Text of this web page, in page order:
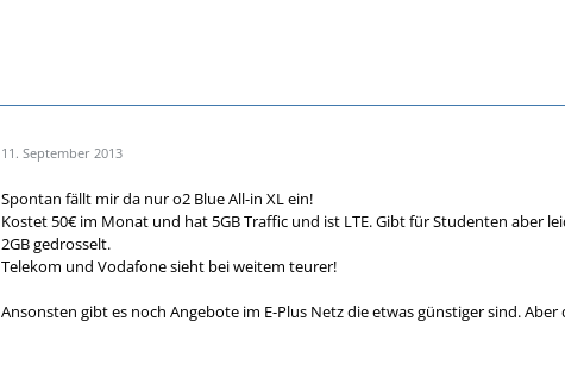
11. September 2013
Spontan fällt mir da nur o2 Blue All-in XL ein!
Kostet 50€ im Monat und hat 5GB Traffic und ist LTE. Gibt für Studenten aber
2GB gedrosselt.
Telekom und Vodafone sieht bei weitem teurer!
Ansonsten gibt es noch Angebote im E-Plus Netz die etwas günstiger sind. Aber